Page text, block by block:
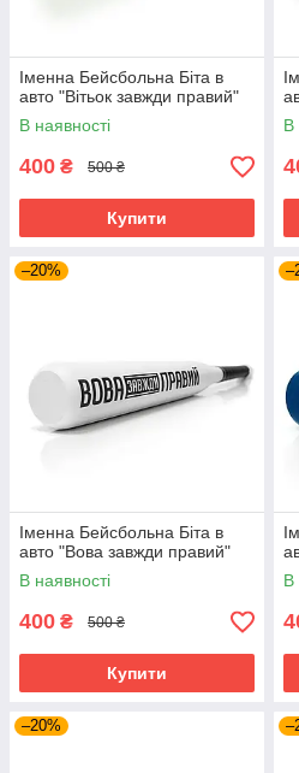
Іменна Бейсбольна Біта в
авто "Вітьок завжди правий"
В наявності
400 ₴ 500 ₴
Купити
В
–20%
Іменна Бейсбольна Біта в
авто "Вова завжди правий"
В наявності
400 ₴ 500 ₴
Купити
В
–20%